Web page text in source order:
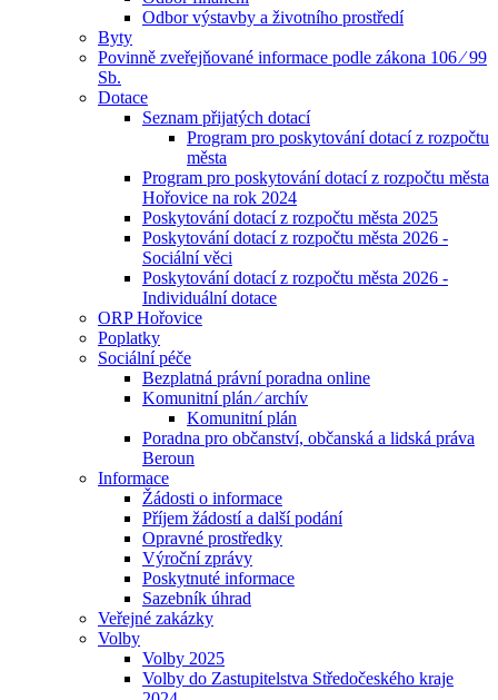
Odbor výstavby a životního prostředí
Byty
Povinně zveřejňované informace podle zákona 106 ⁄ 99
Sb.
Dotace
Seznam přijatých dotací
Program pro poskytování dotací z rozpočtu
města
Program pro poskytování dotací z rozpočtu města
Hořovice na rok 2024
Poskytování dotací z rozpočtu města 2025
Poskytování dotací z rozpočtu města 2026 -
Sociální věci
Poskytování dotací z rozpočtu města 2026 -
Individuální dotace
ORP Hořovice
Poplatky
Sociální péče
Bezplatná právní poradna online
Komunitní plán ⁄ archív
Komunitní plán
Poradna pro občanství, občanská a lidská práva
Beroun
Informace
Žádosti o informace
Příjem žádostí a další podání
Opravné prostředky
Výroční zprávy
Poskytnuté informace
Sazebník úhrad
Veřejné zakázky
Volby
Volby 2025
Volby do Zastupitelstva Středočeského kraje